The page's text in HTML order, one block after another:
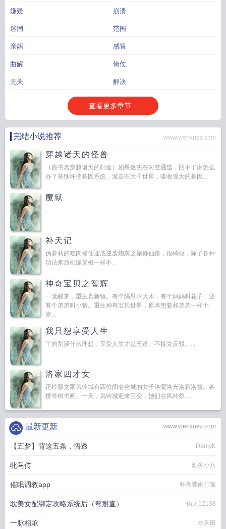
嫌疑 崩溃
迷惘 范围
亲妈 感冒
曲解 倚仗
无关 解决
查看更多章节...
完结小说推荐 www.wenxuez.com
穿越诸天的怪兽
（原书名穿越诸天的归途）如果迷失在时空通道，回不了家怎么
办？莫铁怀揣基因系统，游走在大千世界，吸收强大的基因...
魔狱
...
补天记
伪萝莉的吃肉修仙迎战逆袭炮灰之旅修仙路，很崎岖，除了各种
功法素质机缘灵根一样不...
神奇宝贝之智辉
一觉醒来，重生真新镇。有个隔壁叫大木，有个妈妈叫花子，还
有个弟弟叫小智。重生神奇宝贝世界，原本想要和弟弟一样十
岁...
我只想享受人生
丫的别谈什么理想，享受人生才是王道。不接受反驳。...
洛家四才女
正经版文案风铃城有四位闻名全城的女子洛縈洛光洛霜洛雪。各
擅琴棋书画。一天，风铃城迎来巨变，她们在风铃祭...
www.wenxuez.com
最新更新
【五梦】背这五条，悟透 DarcyK
牝马传 勤务小兵
催眠调教app 昨夜骤雨打窗
耽美女配绑定攻略系统后（弯掰直） 伪人12138
一脉相承 水禾田